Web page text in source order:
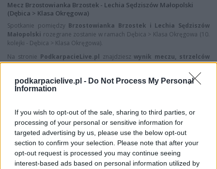
podkarpacielive.pl - Do Not Process My Personal
Information
If you wish to opt-out of the sale, sharing to third parties, or
processing of your personal or sensitive information for
targeted advertising by us, please use the below opt-out
section to confirm your selection. Please note that after your
opt-out request is processed you may continue seeing
interest-based ads based on personal information utilized by
Mecz Brzostowianka Brzostek - Lechia Sędziszów Małopolski
(Dębica > Klasa Okręgowa)
Spotkanie pomiędzy Brzostowianka Brzostek i Lechia Sędziszów
Małopolski rozegrane zostanie w ramach Dębica > Klasa Okręgowa (10.
kolejki - Dębica > Klasa Okręgowa).
Na stronie PodkarpacieLive.pl znajdzieszwynik meczu, strzelców
bramek, kartki, składy, statystyki i informacje o przebiegu
. To kompletne źródło danych dla kibiców i pasjonatów
lokalnej piłki nożnej. Jeżeli aktualnie nie widzisz tutaj danych z pewnością
pracujemy nad tym żeby je uzupełnić.
Wynik meczu Brzostowianka Brzostek vs Lechia Sędziszów
Małopolski
Po zakończeniu spotkania automatycznie publikujemy
spotkania, a także dane meczowe, jeśli są dostępne.
Pełny harmonogram rozgrywek dostępny jest tutaj:Dębica > Klasa
Okręgowa - terminarz